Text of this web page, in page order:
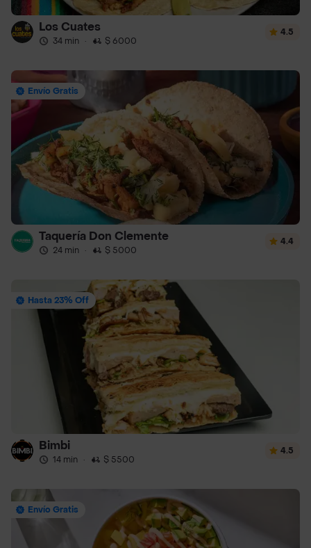
Los Cuates
34 min · $ 6000
4.5
Envío Gratis
Taquería Don Clemente
24 min · $ 5000
4.4
Hasta 23% Off
Bimbi
14 min · $ 5500
4.5
Envío Gratis